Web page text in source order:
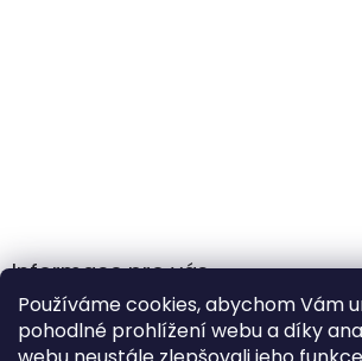
Používáme cookies, abychom Vám
pohodlné prohlížení webu a díky
Informace pro vás
Obchodní podmínky
Podmínky ochrany osobních údajů